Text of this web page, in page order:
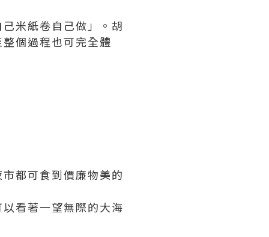
米紙卷自己做」。胡
個過程也可完全體
都可食到價廉物美的
看著一望無際的大海